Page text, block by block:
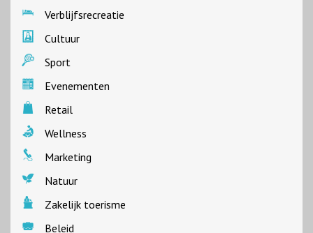
Verblijfsrecreatie
Cultuur
Sport
Evenementen
Retail
Wellness
Marketing
Natuur
Zakelijk toerisme
Beleid